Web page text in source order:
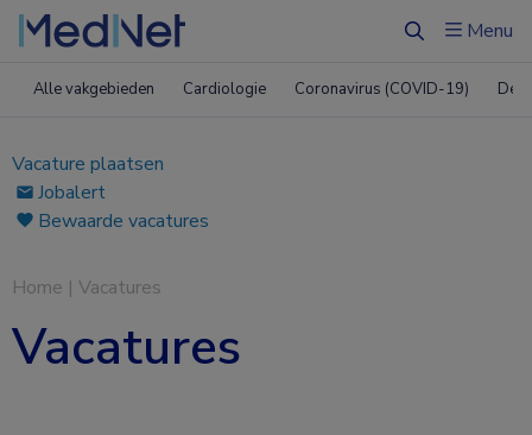
ZoekenMenu
Alle vakgebieden Cardiologie Coronavirus (COVID-19)
Vacature plaatsen
Jobalert
Bewaarde vacatures
Home | Vacatures
Vacatures